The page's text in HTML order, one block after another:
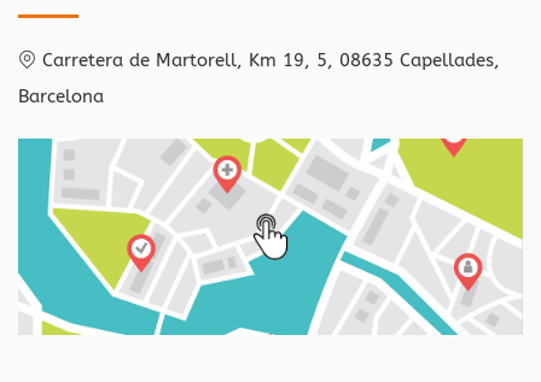
Carretera de Martorell, Km 19, 5, 08635 Capellades,
Barcelona